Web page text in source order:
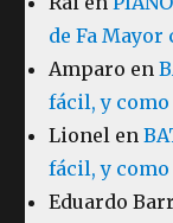
de Fa
Amparo en
fácil, y
Lionel en
fácil, y
Eduardo